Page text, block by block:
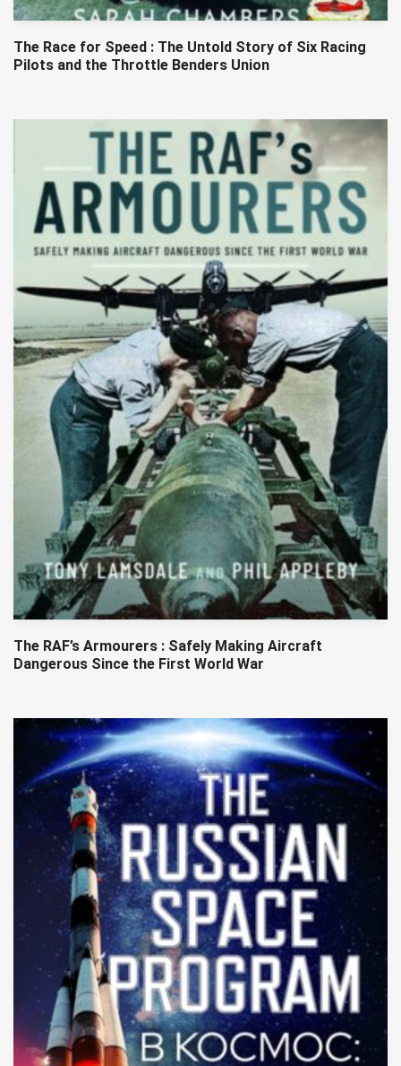
The Race for Speed : The Untold Story of Six Racing
Pilots and the Throttle Benders Union
The RAF’s Armourers : Safely Making Aircraft
Dangerous Since the First World War